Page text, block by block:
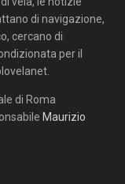
di navigazione,
cercano di
per il
di Roma
Maurizio